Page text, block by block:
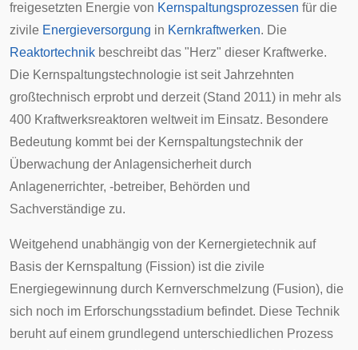
freigesetzten Energie von Kernspaltungsprozessen für die
zivile Energieversorgung in Kernkraftwerken. Die
Reaktortechnik beschreibt das "Herz" dieser Kraftwerke.
Die Kernspaltungstechnologie ist seit Jahrzehnten
großtechnisch erprobt und derzeit (Stand 2011) in mehr als
400 Kraftwerksreaktoren weltweit im Einsatz. Besondere
Bedeutung kommt bei der Kernspaltungstechnik der
Überwachung der Anlagensicherheit durch
Anlagenerrichter, -betreiber, Behörden und
Sachverständige zu.
Weitgehend unabhängig von der Kernergietechnik auf
Basis der Kernspaltung (Fission) ist die zivile
Energiegewinnung durch Kernverschmelzung (Fusion), die
sich noch im Erforschungsstadium befindet. Diese Technik
beruht auf einem grundlegend unterschiedlichen Prozess